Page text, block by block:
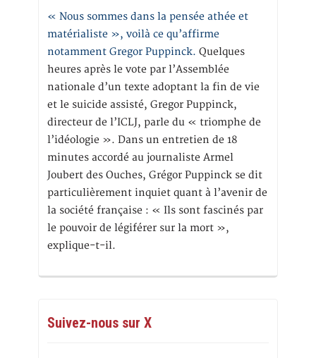
« Nous sommes dans la pensée athée et
matérialiste », voilà ce qu’affirme
notamment Gregor Puppinck. Quelques
heures après le vote par l’Assemblée
nationale d’un texte adoptant la fin de vie
et le suicide assisté, Gregor Puppinck,
directeur de l’ICLJ, parle du « triomphe de
l’idéologie ». Dans un entretien de 18
minutes accordé au journaliste Armel
Joubert des Ouches, Grégor Puppinck se dit
particulièrement inquiet quant à l’avenir de
la société française : « Ils sont fascinés par
le pouvoir de légiférer sur la mort »,
explique-t-il.
Suivez-nous sur X